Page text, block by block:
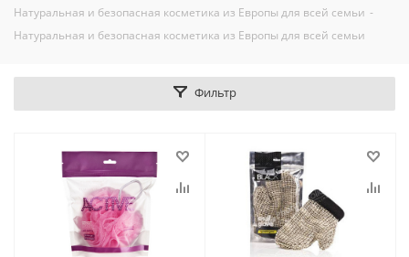
Натуральная и безопасная косметика из Европы для всей семьи -
Натуральная и безопасная косметика из Европы для всей семьи
Фильтр